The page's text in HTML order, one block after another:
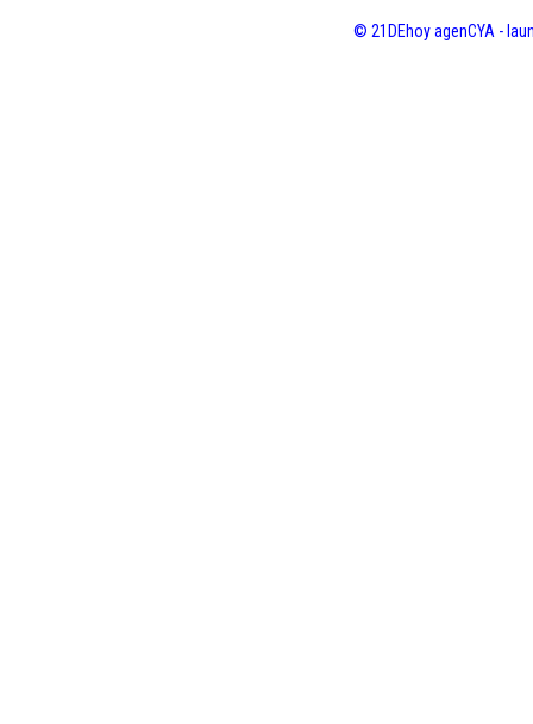
© 21DEhoy agenCYA -